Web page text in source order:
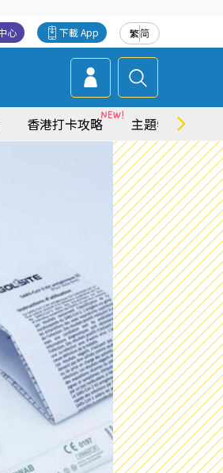
繁简
下載 App
心
香港打卡攻略 主題特集